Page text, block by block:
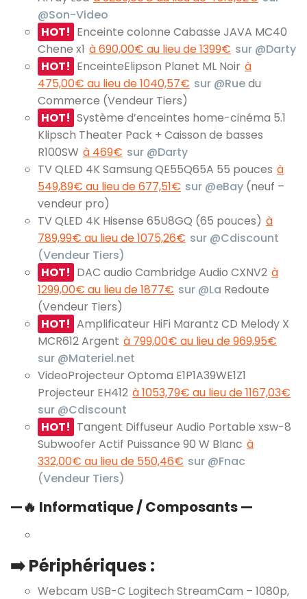
@Son-Video
HOT! Enceinte colonne Cabasse JAVA MC40
Chene x1 à 690,00€ au lieu de 1399€ sur @Darty
HOT! EnceinteElipson Planet ML Noir à
475,00€ au lieu de 1040,57€ sur @Ruedu
Commerce (Vendeur Tiers)
HOT! Système d’enceintes home-cinéma 5.1
Klipsch Theater Pack + Caisson de basses
R100SW à 469€ sur @Darty
TV QLED 4K Samsung QE55Q65A 55 pouces à
549,89€ au lieu de 677,51€ sur @eBay (neuf –
vendeur pro)
TV QLED 4K Hisense 65U8GQ (65 pouces) à
789,99€ au lieu de 1075,26€ sur @Cdiscount
(Vendeur Tiers)
HOT! DAC audio Cambridge Audio CXNV2 à
1299,00€ au lieu de 1877€ sur @La Redoute
(Vendeur Tiers)
HOT! Amplificateur HiFi Marantz CD Melody X
MCR612 Argent à 799,00€ au lieu de 969,95€
sur @Materiel.net
VideoProjecteur Optoma E1P1A39WE1Z1
Projecteur EH412 à 1053,79€ au lieu de 1167,03€
sur @Cdiscount
HOT! Tangent Diffuseur Audio Portable xsw-8
Subwoofer Actif Puissance 90 W Blanc à
332,00€ au lieu de 550,46€ sur @Fnac
(Vendeur Tiers)
—🔥 Informatique / Composants —
➡️ Périphériques :
Webcam USB-C Logitech StreamCam – 1080p,